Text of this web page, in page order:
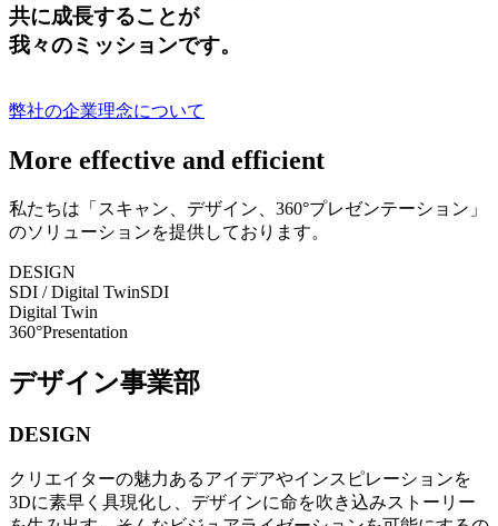
共に成長することが
我々のミッションです。
弊社の企業理念について
More effective and efficient
私たちは「スキャン、デザイン、360°プレゼンテーション」
のソリューションを提供しております。
DESIGN
SDI / Digital TwinSDI
Digital Twin
360°Presentation
デザイン事業部
DESIGN
クリエイターの魅力あるアイデアやインスピレーションを
3Dに素早く具現化し、デザインに命を吹き込みストーリー